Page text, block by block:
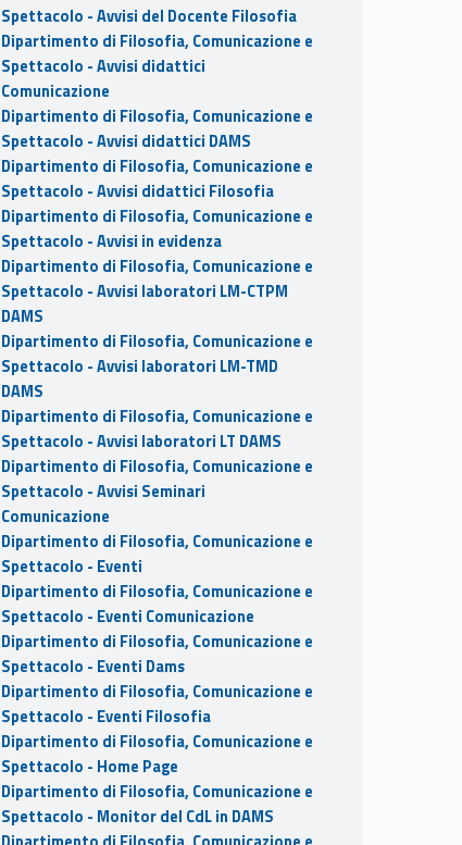
Spettacolo - Avvisi del Docente Filosofia
Dipartimento di Filosofia, Comunicazione e
Spettacolo - Avvisi didattici
Comunicazione
Dipartimento di Filosofia, Comunicazione e
Spettacolo - Avvisi didattici DAMS
Dipartimento di Filosofia, Comunicazione e
Spettacolo - Avvisi didattici Filosofia
Dipartimento di Filosofia, Comunicazione e
Spettacolo - Avvisi in evidenza
Dipartimento di Filosofia, Comunicazione e
Spettacolo - Avvisi laboratori LM-CTPM
DAMS
Dipartimento di Filosofia, Comunicazione e
Spettacolo - Avvisi laboratori LM-TMD
DAMS
Dipartimento di Filosofia, Comunicazione e
Spettacolo - Avvisi laboratori LT DAMS
Dipartimento di Filosofia, Comunicazione e
Spettacolo - Avvisi Seminari
Comunicazione
Dipartimento di Filosofia, Comunicazione e
Spettacolo - Eventi
Dipartimento di Filosofia, Comunicazione e
Spettacolo - Eventi Comunicazione
Dipartimento di Filosofia, Comunicazione e
Spettacolo - Eventi Dams
Dipartimento di Filosofia, Comunicazione e
Spettacolo - Eventi Filosofia
Dipartimento di Filosofia, Comunicazione e
Spettacolo - Home Page
Dipartimento di Filosofia, Comunicazione e
Spettacolo - Monitor del CdL in DAMS